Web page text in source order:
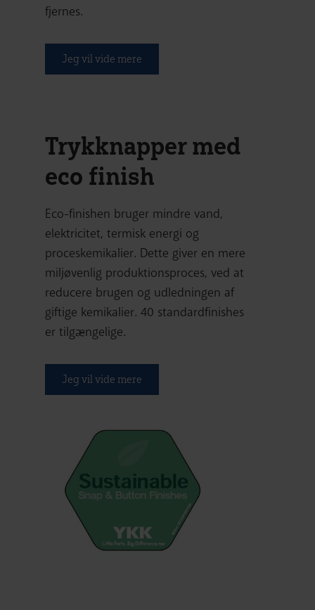
fjernes.
Jeg vil vide mere
Trykknapper med
eco finish
Eco-finishen bruger mindre vand,
elektricitet, termisk energi og
proceskemikalier. Dette giver en mere
miljøvenlig produktionsproces, ved at
reducere brugen og udledningen af
giftige kemikalier. 40 standardfinishes
er tilgængelige.
Jeg vil vide mere